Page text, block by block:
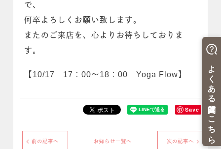
で、
何卒よろしくお願い致します。
またのご来店を、心よりお待ちしておりま
す。
【10/17 17：00～18：00 Yoga Flow】
Save
前の記事へ お知らせ一覧へ 次の記事へ